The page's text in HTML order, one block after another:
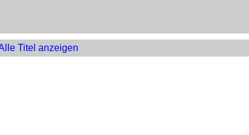
Titel anzeigen